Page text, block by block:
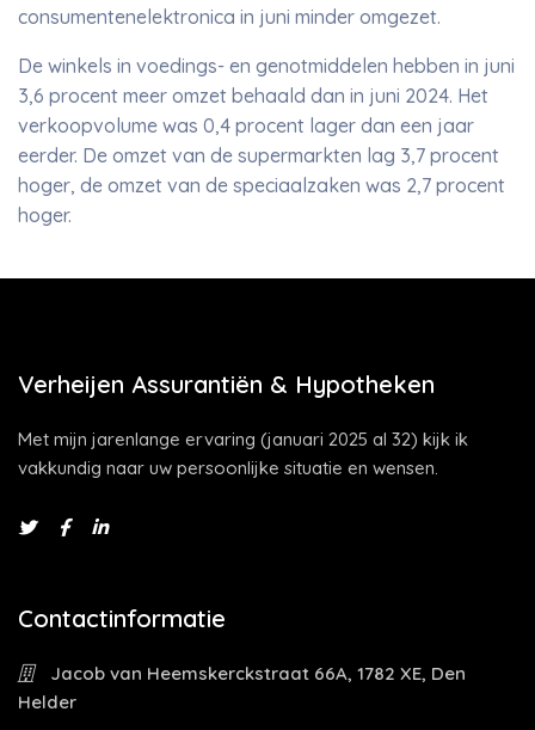
consumentenelektronica in juni minder omgezet.
De winkels in voedings- en genotmiddelen hebben in juni
3,6 procent meer omzet behaald dan in juni 2024. Het
verkoopvolume was 0,4 procent lager dan een jaar
eerder. De omzet van de supermarkten lag 3,7 procent
hoger, de omzet van de speciaalzaken was 2,7 procent
hoger.
Verheijen Assurantiën & Hypotheken
Met mijn jarenlange ervaring (januari 2025 al 32) kijk ik
vakkundig naar uw persoonlijke situatie en wensen.
Contactinformatie
Jacob van Heemskerckstraat 66A, 1782 XE, Den
Helder